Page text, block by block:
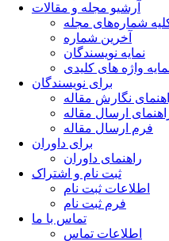
آرشیو مجله و مقالات
شماره‌های مجله
آخرین شماره
نمایه نویسندگان
واژه های کلیدی
برای نویسندگان
نگارش مقاله
ارسال مقاله
فرم ارسال مقاله
برای داوران
راهنمای داوران
ثبت نام و اشتراک
اطلاعات ثبت نام
فرم ثبت نام
تماس با ما
اطلاعات تماس